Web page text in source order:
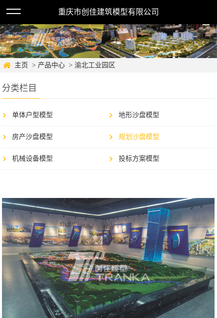
重庆市创佳建筑模型有限公司
主页 > 产品中心 > 渝北工业园区
分类栏目
单体户型模型 地形沙盘模型
房产沙盘模型 规划沙盘模型
机械设备模型 投标方案模型